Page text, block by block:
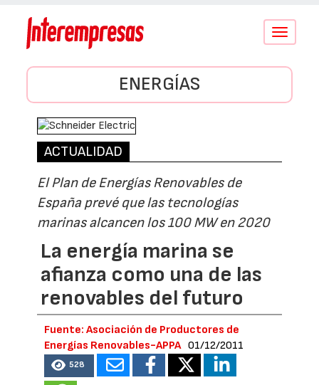
Conmutar
ENERGÍAS
ACTUALIDAD
El Plan de Energías Renovables de
España prevé que las tecnologías
marinas alcancen los 100 MW en 2020
La energía marina se
afianza como una de las
renovables del futuro
Fuente: Asociación de Productores de
Energías Renovables-APPA 01/12/2011
528